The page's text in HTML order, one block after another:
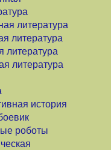
литература
литература
литература
литература
история
роботы